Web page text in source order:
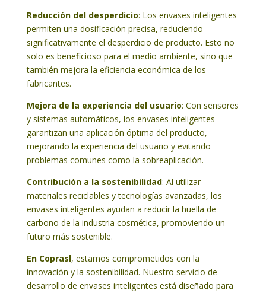
Reducción del desperdicio: Los envases inteligentes
permiten una dosificación precisa, reduciendo
significativamente el desperdicio de producto. Esto no
solo es beneficioso para el medio ambiente, sino que
también mejora la eficiencia económica de los
fabricantes.
Mejora de la experiencia del usuario: Con sensores
y sistemas automáticos, los envases inteligentes
garantizan una aplicación óptima del producto,
mejorando la experiencia del usuario y evitando
problemas comunes como la sobreaplicación.
Contribución a la sostenibilidad: Al utilizar
materiales reciclables y tecnologías avanzadas, los
envases inteligentes ayudan a reducir la huella de
carbono de la industria cosmética, promoviendo un
futuro más sostenible.
En Coprasl, estamos comprometidos con la
innovación y la sostenibilidad. Nuestro servicio de
desarrollo de envases inteligentes está diseñado para